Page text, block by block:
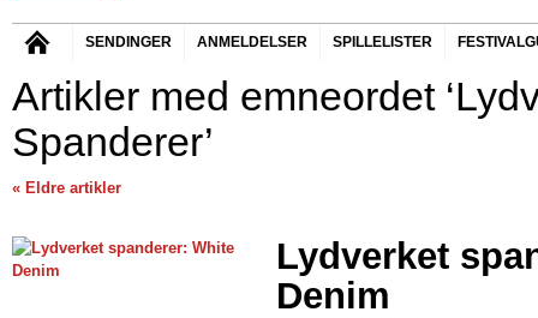
SENDINGER ANMELDELSER SPILLELISTER
Artikler med emneordet
Spanderer’
« Eldre artikler
Lydverket
Denim